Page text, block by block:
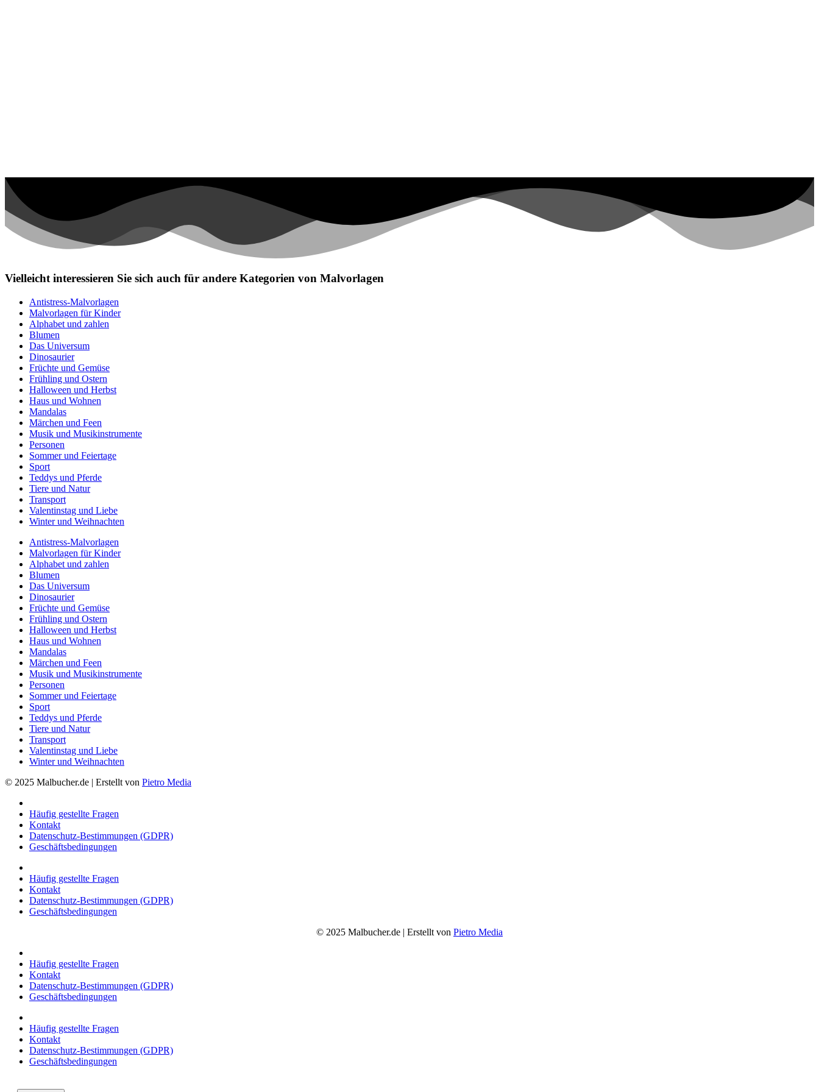
Unkategorisiert
Vielleicht interessieren Sie sich auch für andere Kategorien von Malvorlagen
Antistress-Malvorlagen
Malvorlagen für Kinder
Alphabet und zahlen
Blumen
Das Universum
Dinosaurier
Früchte und Gemüse
Frühling und Ostern
Halloween und Herbst
Haus und Wohnen
Mandalas
Märchen und Feen
Musik und Musikinstrumente
Personen
Sommer und Feiertage
Sport
Teddys und Pferde
Tiere und Natur
Transport
Valentinstag und Liebe
Winter und Weihnachten
Antistress-Malvorlagen
Malvorlagen für Kinder
Alphabet und zahlen
Blumen
Das Universum
Dinosaurier
Früchte und Gemüse
Frühling und Ostern
Halloween und Herbst
Haus und Wohnen
Mandalas
Märchen und Feen
Musik und Musikinstrumente
Personen
Sommer und Feiertage
Sport
Teddys und Pferde
Tiere und Natur
Transport
Valentinstag und Liebe
Winter und Weihnachten
© 2025 Malbucher.de | Erstellt von Pietro Media
Häufig gestellte Fragen
Kontakt
Datenschutz-Bestimmungen (GDPR)
Geschäftsbedingungen
Häufig gestellte Fragen
Kontakt
Datenschutz-Bestimmungen (GDPR)
Geschäftsbedingungen
© 2025 Malbucher.de | Erstellt von Pietro Media
Häufig gestellte Fragen
Kontakt
Datenschutz-Bestimmungen (GDPR)
Geschäftsbedingungen
Häufig gestellte Fragen
Kontakt
Datenschutz-Bestimmungen (GDPR)
Geschäftsbedingungen